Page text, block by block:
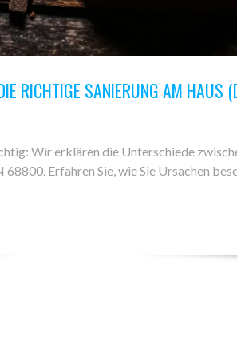
RICHTIGE SANIERUNG AM
Wir erklären die Unterschiede
Erfahren Sie, wie Sie Ursachen